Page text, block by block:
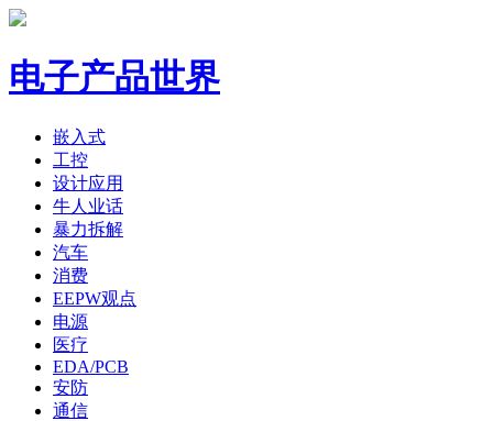
电子产品世界
嵌入式
工控
设计应用
牛人业话
暴力拆解
汽车
消费
EEPW观点
电源
医疗
EDA/PCB
安防
通信